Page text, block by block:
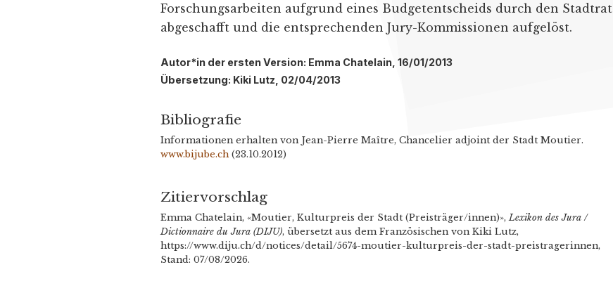
Forschungsarbeiten aufgrund eines Budgetentscheids durch den Stadtrat
abgeschafft und die entsprechenden Jury-Kommissionen aufgelöst.
Autor*in der ersten Version: Emma Chatelain, 16/01/2013
Übersetzung: Kiki Lutz, 02/04/2013
Bibliografie
Informationen erhalten von Jean-Pierre Maître, Chancelier adjoint der Stadt Moutier.
www.bijube.ch(23.10.2012)
Zitiervorschlag
Emma Chatelain, «Moutier, Kulturpreis der Stadt (Preisträger/innen)», Lexikon des Jura /
Dictionnaire du Jura (DIJU), übersetzt aus dem Französischen von Kiki Lutz,
https://www.diju.ch/d/notices/detail/5674-moutier-kulturpreis-der-stadt-preistragerinnen,
Stand: 07/08/2026.